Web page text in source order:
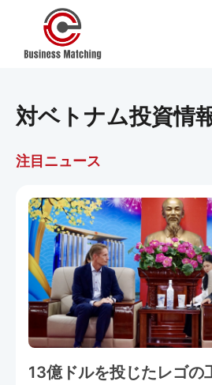
対ベトナム投資情
注目ニュース
13億ドルを投じたレゴ